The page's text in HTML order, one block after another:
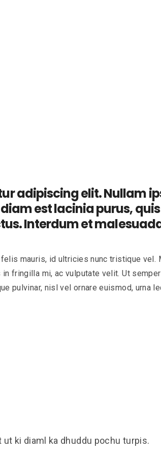
adipiscing elit. Nullam
est lacinia purus,
Interdum et
mauris, id ultricies nunc tristique
fringilla mi, ac vulputate velit. Ut
pulvinar, nisl vel ornare euismod, urna
ki diaml ka dhuddu pochu turpis.